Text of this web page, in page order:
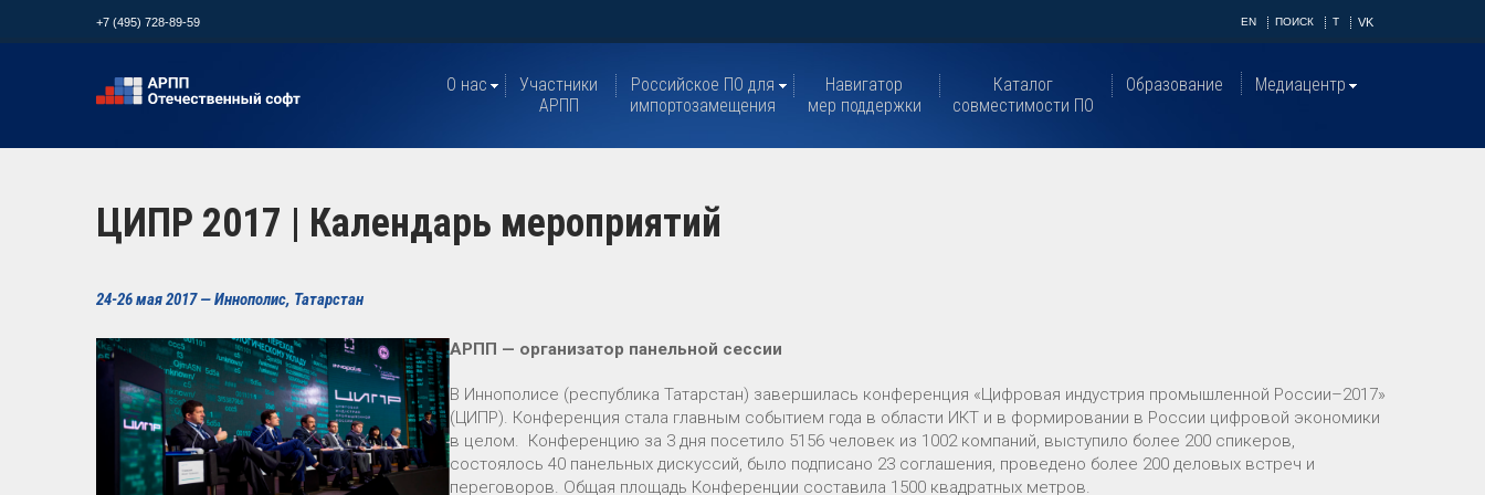
+7 (495) 728-89-59 EN ПОИСК T VK
О нас
Участники
АРПП
Российское ПО для
импортозамещения
Навигатор
мер поддержки
Каталог
совместимости ПО
Образование Медиацентр
ЦИПР 2017 | Календарь мероприятий
24-26 мая 2017 — Иннополис, Татарстан
АРПП — организатор панельной сессии
В Иннополисе (республика Татарстан) завершилась конференция «Цифровая индустрия промышленной России–2017»
(ЦИПР). Конференция стала главным событием года в области ИКТ и в формировании в России цифровой экономики
в целом. Конференцию за 3 дня посетило 5156 человек из 1002 компаний, выступило более 200 спикеров,
состоялось 40 панельных дискуссий, было подписано 23 соглашения, проведено более 200 деловых встреч и
переговоров. Общая площадь Конференции составила 1500 квадратных метров.